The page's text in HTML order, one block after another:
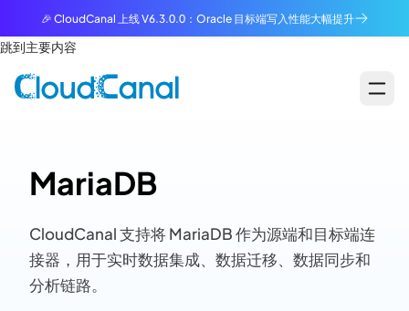
🎉 CloudCanal 上线 V6.3.0.0：Oracle 目标端写入性能大幅提升
跳到主要内容
MariaDB
CloudCanal 支持将 MariaDB 作为源端和目标端连
接器，用于实时数据集成、数据迁移、数据同步和
分析链路。